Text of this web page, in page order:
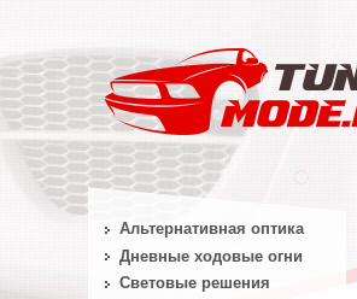
Альтернативная оптика
Дневные ходовые огни
Световые решения